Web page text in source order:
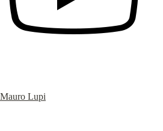
Mauro Lupi